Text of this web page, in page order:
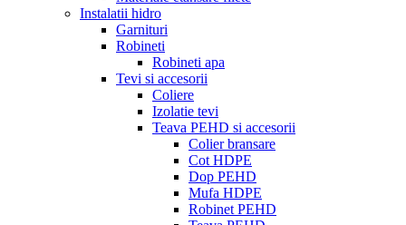
Instalatii hidro
Garnituri
Robineti
Robineti apa
Tevi si accesorii
Coliere
Izolatie tevi
Teava PEHD si accesorii
Colier bransare
Cot HDPE
Dop PEHD
Mufa HDPE
Robinet PEHD